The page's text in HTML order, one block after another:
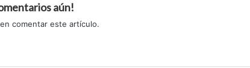
aún!
comentar este artículo.